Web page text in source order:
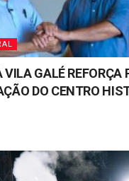
GALÉ REFORÇA
DO CENTRO